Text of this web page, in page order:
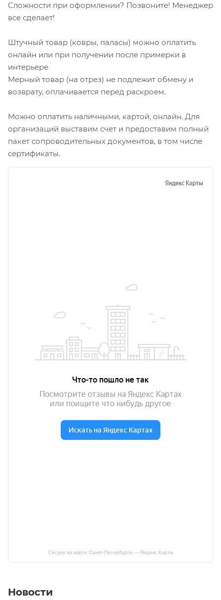
Сложности при оформлении? Позвоните! Менеджер
все сделает!
Штучный товар (ковры, паласы) можно оплатить
онлайн или при получении после примерки в
интерьере
Мерный товар (на отрез) не подлежит обмену и
возврату, оплачивается перед раскроем.
Можно оплатить наличными, картой, онлайн. Для
организаций выставим счет и предоставим полный
пакет сопроводительных документов, в том числе
сертификаты.
Сегура на карте Санкт‑Петербурга — Яндекс.Карты
Новости